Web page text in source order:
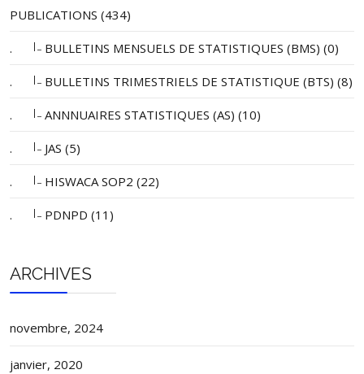
PUBLICATIONS (434)
. |_ BULLETINS MENSUELS DE STATISTIQUES (BMS) (0)
. |_ BULLETINS TRIMESTRIELS DE STATISTIQUE (BTS) (8)
. |_ ANNNUAIRES STATISTIQUES (AS) (10)
. |_ JAS (5)
. |_ HISWACA SOP2 (22)
. |_ PDNPD (11)
ARCHIVES
novembre, 2024
janvier, 2020